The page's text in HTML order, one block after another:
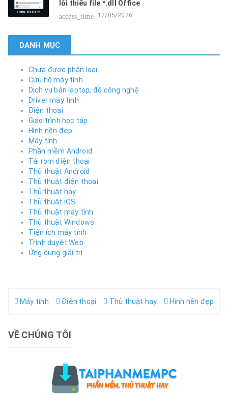
lỗi thiếu file *.dll Office
access_time
12/05/2026
DANH MỤC
Chưa được phân loại
Cứu hộ máy tính
Dịch vụ bán laptop, đồ công nghệ
Driver máy tính
Điện thoại
Giáo trình học tập
Hình nền đẹp
Máy tính
Phần mềm Android
Tải rom điện thoại
Thủ thuật Android
Thủ thuật điện thoại
Thủ thuật hay
Thủ thuật iOS
Thủ thuật máy tính
Thủ thuật Windows
Tiện ích máy tính
Trình duyệt Web
Ứng dụng giải trí
Máy tính Điện thoại Thủ thuật hay Hình nền đẹp
VỀ CHÚNG TÔI